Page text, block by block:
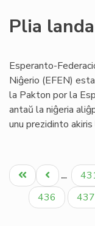
Plia
Esperanto-
Niĝerio (EFEN)
la Pakton por la
antaŭ la niĝeria
unu prezidinto
Pagination
Unua
paĝo
Antaŭa
paĝo
…
Paĝo
436 Paĝo
437